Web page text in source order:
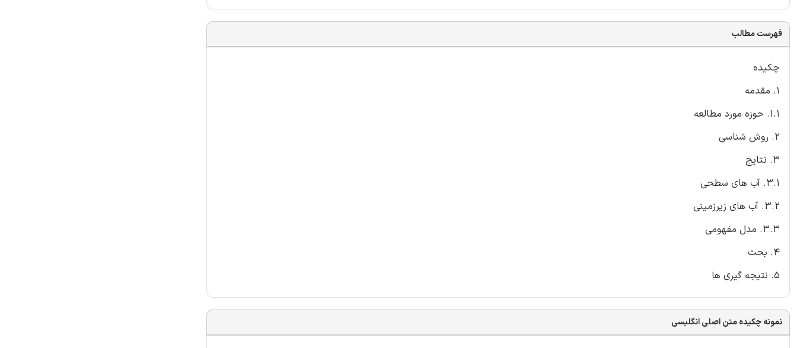
فهرست مطالب
چکیده
1. مقدمه
1.1. حوزه مورد مطالعه
2. روش شناسی
3. نتایج
3.1. آب های سطحی
3.2. آب های زیرزمینی
3.3. مدل مفهومی
4. بحث
5. نتیجه گیری ها
نمونه چکیده متن اصلی انگلیسی